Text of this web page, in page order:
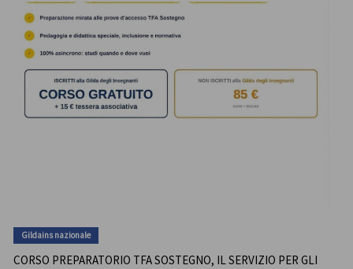
Gildains nazionale
CORSO PREPARATORIO TFA SOSTEGNO, IL SERVIZIO PER GLI